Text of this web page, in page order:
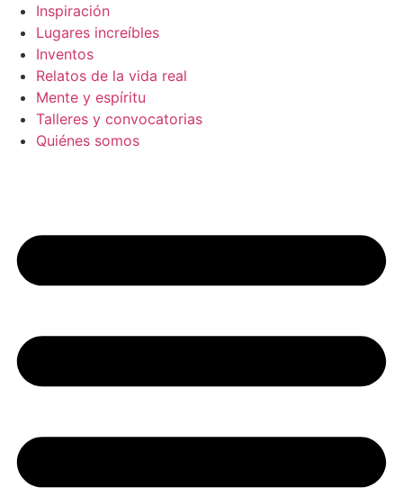
Inspiración
Lugares increíbles
Inventos
Relatos de la vida real
Mente y espíritu
Talleres y convocatorias
Quiénes somos